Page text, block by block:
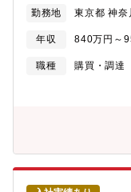
ドする専門ポジショ
を活用して現場の非
す。・既存の業務を
して業務効率化を加
同水準の事業価値を
ベース運用の改善な
ステムの導入/保守
略検討■部門管理会計
在籍するバイヤー・
方が多く在籍し、各
勤務地 東京都 神奈
年収 840万円～
職種
購買・調達